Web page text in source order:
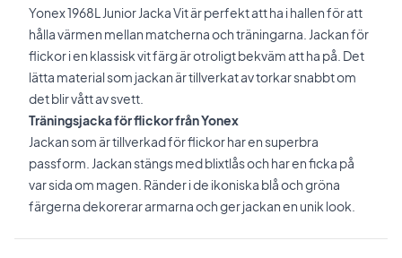
Yonex 1968L Junior Jacka Vit är perfekt att ha i hallen för att
hålla värmen mellan matcherna och träningarna. Jackan för
flickor i en klassisk vit färg är otroligt bekväm att ha på. Det
lätta material som jackan är tillverkat av torkar snabbt om
det blir vått av svett.
Träningsjacka för flickor från Yonex
Jackan som är tillverkad för flickor har en superbra
passform. Jackan stängs med blixtlås och har en ficka på
var sida om magen. Ränder i de ikoniska blå och gröna
färgerna dekorerar armarna och ger jackan en unik look.